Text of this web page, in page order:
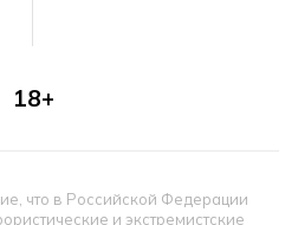
18+
что в Российской Федерации
и экстремистские